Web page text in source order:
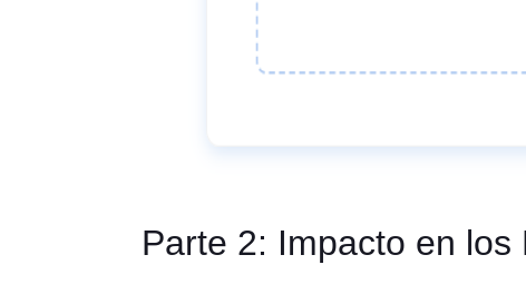
Parte 2: Impacto en